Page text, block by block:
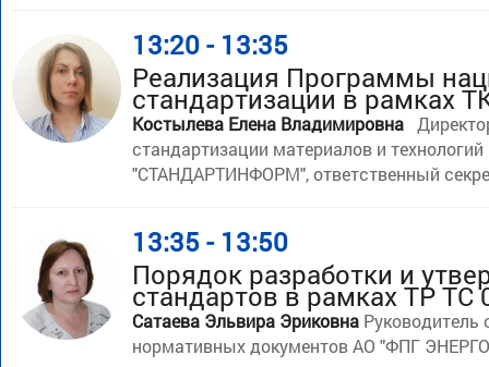
13:20 - 13:35
Реализация Программы
стандартизации в рамках
Костылева Елена Владимировна
стандартизации материалов и технологий
"СТАНДАРТИНФОРМ", ответственный
13:35 - 13:50
Порядок разработки и
стандартов в рамках ТР ТС
Сатаева Эльвира Эриковна Руководитель
нормативных документов АО "ФПГ